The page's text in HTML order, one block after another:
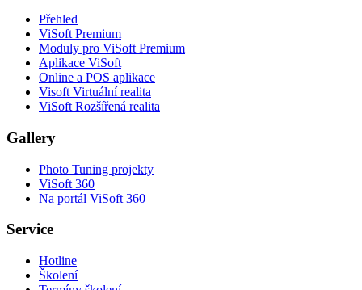
Přehled
ViSoft Premium
Moduly pro ViSoft Premium
Aplikace ViSoft
Online a POS aplikace
Visoft Virtuální realita
ViSoft Rozšířená realita
Gallery
Photo Tuning projekty
ViSoft 360
Na portál ViSoft 360
Service
Hotline
Školení